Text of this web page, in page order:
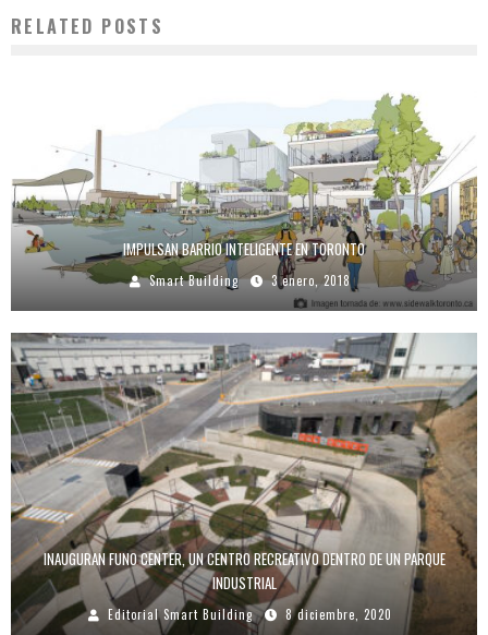
RELATED POSTS
IMPULSAN BARRIO INTELIGENTE EN TORONTO
Smart Building 3 enero, 2018
INAUGURAN FUNO CENTER, UN CENTRO RECREATIVO DENTRO DE UN PARQUE
INDUSTRIAL
Editorial Smart Building 8 diciembre, 2020